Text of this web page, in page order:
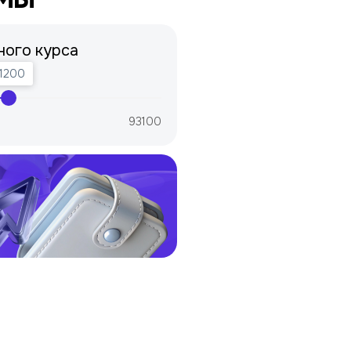
курса
93100